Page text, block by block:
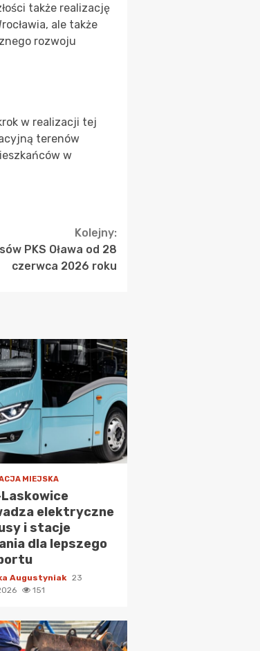
także realizację
ale także
rozwoju
w realizacji tej
terenów
w
Kolejny:
PKS Oława od 28
czerwca 2026 roku
MIEJSKA
elektryczne
i stacje
dla lepszego
Augustyniak 23
151